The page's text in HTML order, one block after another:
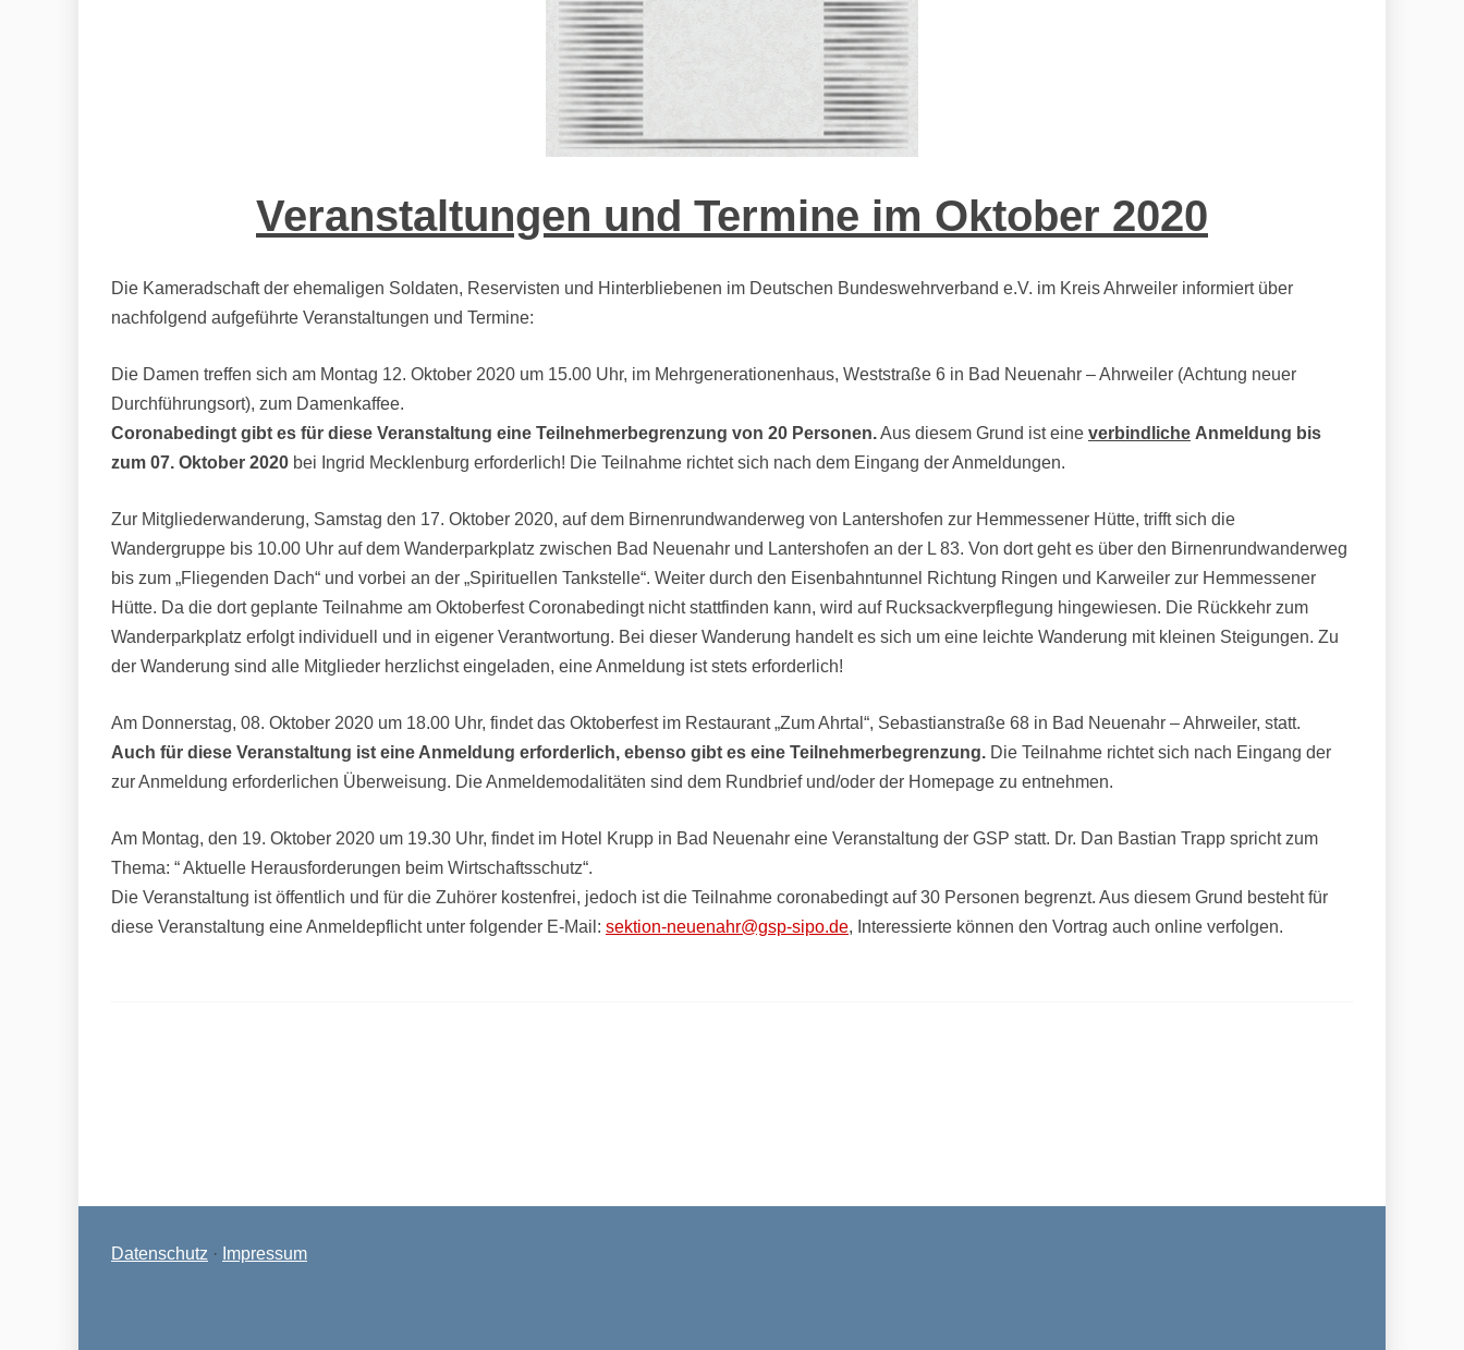
Veranstaltungen und Termine im Oktober 2020
Die Kameradschaft der ehemaligen Soldaten, Reservisten und Hinterbliebenen im Deutschen Bundeswehrverband e.V. im Kreis Ahrweiler informiert über
nachfolgend aufgeführte Veranstaltungen und Termine:
Die Damen treffen sich am Montag 12. Oktober 2020 um 15.00 Uhr, im Mehrgenerationenhaus, Weststraße 6 in Bad Neuenahr – Ahrweiler (Achtung neuer
Durchführungsort), zum Damenkaffee.
Coronabedingt gibt es für diese Veranstaltung eine Teilnehmerbegrenzung von 20 Personen.Aus diesem Grund ist eine verbindliche Anmeldung bis
zum 07. Oktober 2020 bei Ingrid Mecklenburg erforderlich! Die Teilnahme richtet sich nach dem Eingang der Anmeldungen.
Zur Mitgliederwanderung, Samstag den 17. Oktober 2020, auf dem Birnenrundwanderweg von Lantershofen zur Hemmessener Hütte, trifft sich die
Wandergruppe bis 10.00 Uhr auf dem Wanderparkplatz zwischen Bad Neuenahr und Lantershofen an der L 83. Von dort geht es über den Birnenrundwanderweg
bis zum „Fliegenden Dach“ und vorbei an der „Spirituellen Tankstelle“. Weiter durch den Eisenbahntunnel Richtung Ringen und Karweiler zur Hemmessener
Hütte. Da die dort geplante Teilnahme am Oktoberfest Coronabedingt nicht stattfinden kann, wird auf Rucksackverpflegung hingewiesen. Die Rückkehr zum
Wanderparkplatz erfolgt individuell und in eigener Verantwortung. Bei dieser Wanderung handelt es sich um eine leichte Wanderung mit kleinen Steigungen. Zu
der Wanderung sind alle Mitglieder herzlichst eingeladen, eine Anmeldung ist stets erforderlich!
Am Donnerstag, 08. Oktober 2020 um 18.00 Uhr, findet das Oktoberfest im Restaurant „Zum Ahrtal“, Sebastianstraße 68 in Bad Neuenahr – Ahrweiler, statt.
Auch für diese Veranstaltung ist eine Anmeldung erforderlich, ebenso gibt es eine Teilnehmerbegrenzung. Die Teilnahme richtet sich nach Eingang der
zur Anmeldung erforderlichen Überweisung. Die Anmeldemodalitäten sind dem Rundbrief und/oder der Homepage zu entnehmen.
Am Montag, den 19. Oktober 2020 um 19.30 Uhr, findet im Hotel Krupp in Bad Neuenahr eine Veranstaltung der GSP statt. Dr. Dan Bastian Trapp spricht zum
Thema: “ Aktuelle Herausforderungen beim Wirtschaftsschutz“.
Die Veranstaltung ist öffentlich und für die Zuhörer kostenfrei, jedoch ist die Teilnahme coronabedingt auf 30 Personen begrenzt. Aus diesem Grund besteht für
diese Veranstaltung eine Anmeldepflicht unter folgender E-Mail: sektion-neuenahr@gsp-sipo.de, Interessierte können den Vortrag auch online verfolgen.
Datenschutz · Impressum